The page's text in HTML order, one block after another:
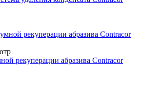
рекуперации абразива Contracor